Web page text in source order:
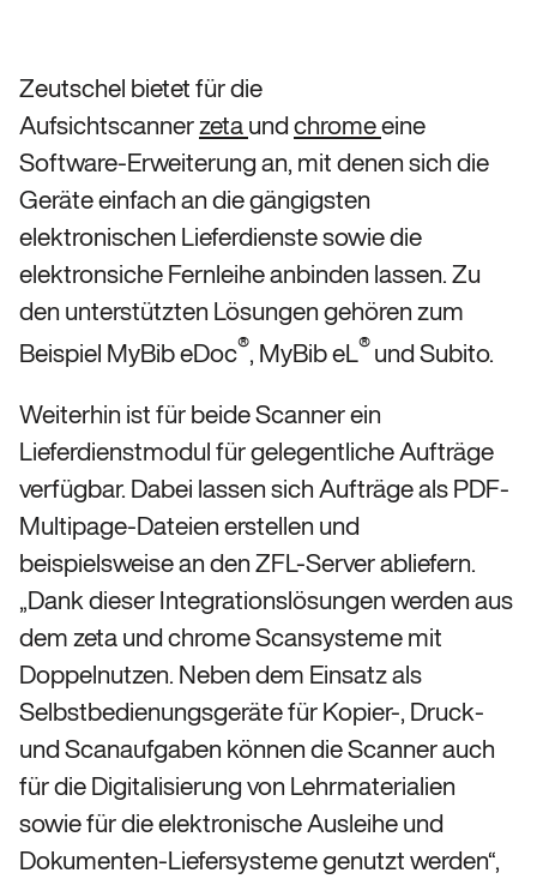
Zeutschel bietet für die
Aufsichtscannerzetaundchromeeine
Software-Erweiterung an, mit denen sich die
Geräte einfach an die gängigsten
elektronischen Lieferdienste sowie die
elektronsiche Fernleihe anbinden lassen. Zu
den unterstützten Lösungen gehören zum
Beispiel MyBib eDoc®, MyBib eL®und Subito.
Weiterhin ist für beide Scanner ein
Lieferdienstmodul für gelegentliche Aufträge
verfügbar. Dabei lassen sich Aufträge als PDF-
Multipage-Dateien erstellen und
beispielsweise an den ZFL-Server abliefern.
„Dank dieser Integrationslösungen werden aus
dem zeta und chrome Scansysteme mit
Doppelnutzen. Neben dem Einsatz als
Selbstbedienungsgeräte für Kopier-, Druck-
und Scanaufgaben können die Scanner auch
für die Digitalisierung von Lehrmaterialien
sowie für die elektronische Ausleihe und
Dokumenten-Liefersysteme genutzt werden“,